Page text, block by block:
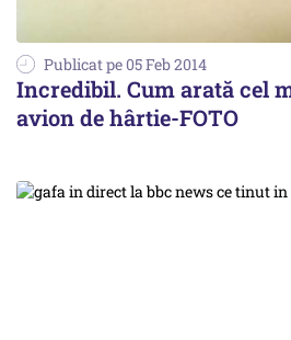
Publicat pe 05 Feb 2014
Incredibil. Cum arată cel
avion de hârtie-FOTO